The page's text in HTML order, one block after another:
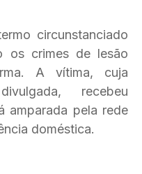
circunstanciado
os crimes de lesão
A vítima, cuja
recebeu
amparada pela rede
doméstica.